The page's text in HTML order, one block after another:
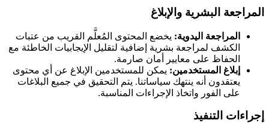
المراجعة البشرية والإبلاغ
المراجعة اليدوية: يخضع المحتوى المُعلَّم القريب من عتبات
الكشف لمراجعة بشرية إضافية لتقليل الإيجابيات الخاطئة مع
الحفاظ على معايير أمان صارمة.
إبلاغ المستخدمين: يمكن للمستخدمين الإبلاغ عن أي محتوى
يعتقدون أنه ينتهك سياساتنا. يتم التحقيق في جميع البلاغات
على الفور واتخاذ الإجراءات المناسبة.
إجراءات التنفيذ